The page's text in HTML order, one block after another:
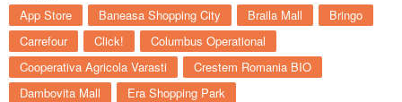
App Store Baneasa Shopping City Braila Mall
Bringo
Carrefour
Click!
Columbus Operational
Cooperativa Agricola Varasti
Crestem Romania BIO
Dambovita Mall
Era Shopping Park